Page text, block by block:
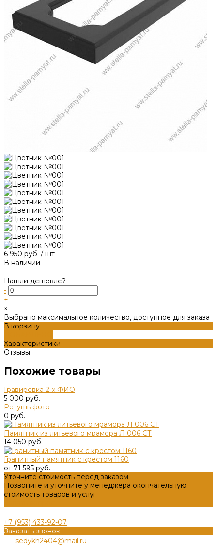
6 950 руб. / шт
В наличии
Нашли дешевле?
-
+
×
Выбрано максимальное количество, доступное для заказа
В корзину
Характеристики
Отзывы
Похожие товары
Гравировка 2-х ФИО
5 000 руб.
Ретушь фото
0 руб.
Памятник из литьевого мрамора Л 006 СТ
14 050 руб.
Гранитный памятник с крестом 1160
от 71 595 руб.
Уточните стоимость перед заказом
Позвоните и уточните у менеджера окончательную
стоимость товаров и услуг
+7 (953) 433-92-07
Заказать звонок
sedykh2404@mail.ru